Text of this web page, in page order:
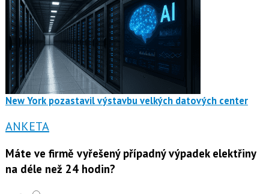
New York pozastavil výstavbu velkých datových center
ANKETA
Máte ve firmě vyřešený případný výpadek elektřiny
na déle než 24 hodin?